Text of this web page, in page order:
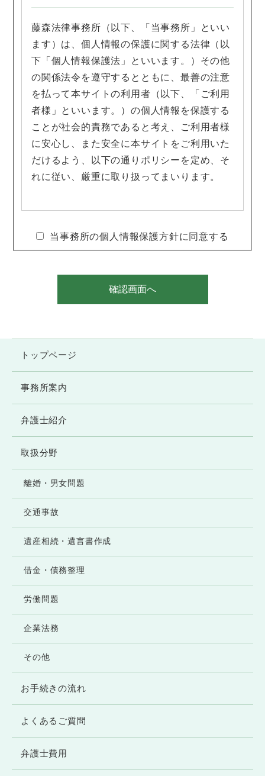
藤森法律事務所（以下、「当事務所」といい
ます）は、個人情報の保護に関する法律（以
下「個人情報保護法」といいます。）その他
の関係法令を遵守するとともに、最善の注意
を払って本サイトの利用者（以下、「ご利用
者様」といいます。）の個人情報を保護する
ことが社会的責務であると考え、ご利用者様
に安心し、また安全に本サイトをご利用いた
だけるよう、以下の通りポリシーを定め、そ
れに従い、厳重に取り扱ってまいります。
当事務所は、ご利用者様の同意のもと、氏
名、メールアドレス、住所等の個人情報を収
情報は、以下の目的に利用します。
情報等の提供
●お問い合わせへの対応
●本サイト利用時の利便性の向上
●上記目的に付随する業務
2. 個人情報の第三者提供について
当事務所では、メール等の不具合等に対応す
内容をサーバー管理者である弁護士ドットコ
ム株式会社およびその業務受託者に提供する
ほかは、ご利用者様の個人情報を、事前の同
意なく第三者提供することはありません。た
だし、次の各号の場合は除くものとします。
●人の生命、身体または財産の保護のために
必要がある場合であって、ご本人の同意を得
ることが困難である場合
●当事務所または第三者の権利、利益、名
誉、信用等を保護するために必要であると当
●ご利用者様がご自身の個人情報の開示を事
3. 個人情報の開示、訂正・追加・削除、利用停
当事務所の個人情報保護方針に同意する
確認画面へ
トップページ
事務所案内
弁護士紹介
取扱分野
離婚・男女問題
交通事故
遺産相続・遺言書作成
借金・債務整理
労働問題
企業法務
その他
お手続きの流れ
よくあるご質問
弁護士費用